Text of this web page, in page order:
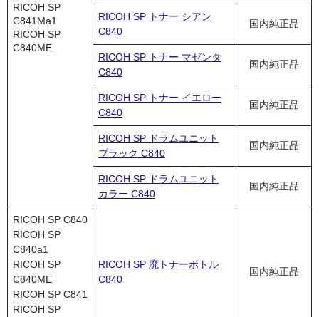
RICOH SP
C841Ma1
RICOH SP
C840ME
RICOH SP トナー シアン
C840
国内純正品
RICOH SP トナー マゼンタ
C840
国内純正品
RICOH SP トナー イエロー
C840
国内純正品
RICOH SP ドラムユニット
ブラック C840
国内純正品
RICOH SP ドラムユニット
カラー C840
国内純正品
RICOH SP C840
RICOH SP
C840a1
RICOH SP
C840ME
RICOH SP C841
RICOH SP
RICOH SP 廃トナーボトル
C840
国内純正品